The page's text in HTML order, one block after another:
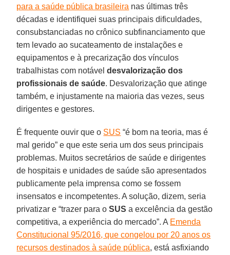
para a saúde pública brasileira nas últimas três
décadas e identifiquei suas principais dificuldades,
consubstanciadas no crônico subfinanciamento que
tem levado ao sucateamento de instalações e
equipamentos e à precarização dos vínculos
trabalhistas com notáveldesvalorização dos
profissionais de saúde. Desvalorização que atinge
também, e injustamente na maioria das vezes, seus
dirigentes e gestores.
É frequente ouvir que o SUS “é bom na teoria, mas é
mal gerido” e que este seria um dos seus principais
problemas. Muitos secretários de saúde e dirigentes
de hospitais e unidades de saúde são apresentados
publicamente pela imprensa como se fossem
insensatos e incompetentes. A solução, dizem, seria
privatizar e “trazer para oSUS a excelência da gestão
competitiva, a experiência do mercado”. A Emenda
Constitucional 95/2016, que congelou por 20 anos os
recursos destinados à saúde pública, está asfixiando